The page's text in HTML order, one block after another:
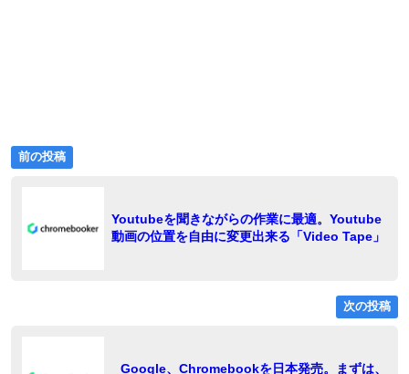
投
ナ
前の投稿
の
Youtubeを聞きながらの作業に最適。Youtube
動画の位置を自由に変更出来る「Video Tape」
次の投稿
Google、Chromebookを日本発売。まずは、